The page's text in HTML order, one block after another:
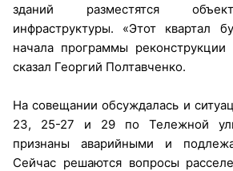
зданий разместятся
инфраструктуры. «Этот квартал
начала программы
сказал Георгий Полтавченко.
На совещании обсуждалась и
23, 25-27 и 29 по Тележной
признаны аварийными и
Сейчас решаются вопросы